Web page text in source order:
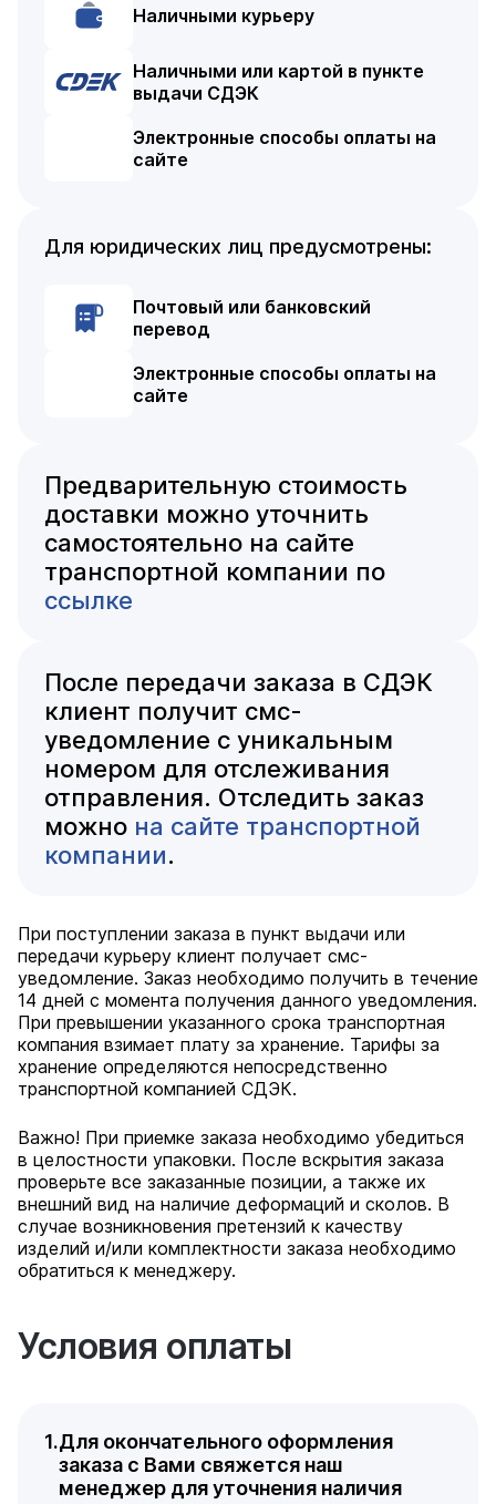
Наличными курьеру
Наличными или картой в пункте
выдачи СДЭК
Электронные способы оплаты на
сайте
Для юридических лиц предусмотрены:
Почтовый или банковский
перевод
Электронные способы оплаты на
сайте
Предварительную стоимость
доставки можно уточнить
самостоятельно на сайте
транспортной компании по
ссылке
После передачи заказа в СДЭК
клиент получит смс-
уведомление с уникальным
номером для отслеживания
отправления. Отследить заказ
можно на сайте транспортной
компании.
При поступлении заказа в пункт выдачи или
передачи курьеру клиент получает смс-
уведомление. Заказ необходимо получить в течение
14 дней с момента получения данного уведомления.
При превышении указанного срока транспортная
компания взимает плату за хранение. Тарифы за
хранение определяются непосредственно
транспортной компанией СДЭК.
Важно! При приемке заказа необходимо убедиться
в целостности упаковки. После вскрытия заказа
проверьте все заказанные позиции, а также их
внешний вид на наличие деформаций и сколов. В
случае возникновения претензий к качеству
изделий и/или комплектности заказа необходимо
обратиться к менеджеру.
Условия оплаты
Для окончательного оформления
заказа с Вами свяжется наш
менеджер для уточнения наличия